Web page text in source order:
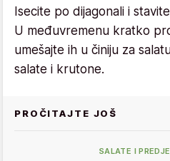
Isecite po dijagonali i
U međuvremenu kratko
umešajte ih u činiju za
salate i krutone.
PROČITAJTE JOŠ
SALATE I